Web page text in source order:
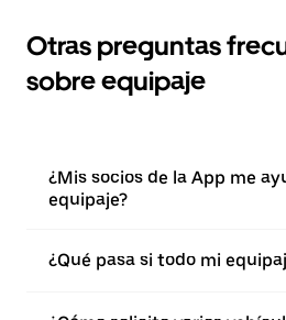
Otras preguntas
sobre equipaje
¿Mis socios de la App me
equipaje?
¿Qué pasa si todo mi